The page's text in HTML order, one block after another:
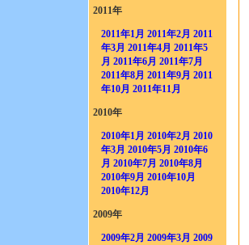
2011年
2011年1月 2011年2月 2011
年3月 2011年4月 2011年5
月 2011年6月 2011年7月
2011年8月 2011年9月 2011
年10月 2011年11月
2010年
2010年1月 2010年2月 2010
年3月 2010年5月 2010年6
月 2010年7月 2010年8月
2010年9月 2010年10月
2010年12月
2009年
2009年2月 2009年3月 2009